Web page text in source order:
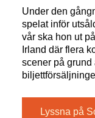
Under den
spelat inför
vår ska hon ut
Irland där flera
scener på grund
Lyssna på